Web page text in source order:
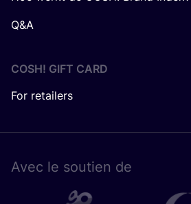
Q&A
COSH! GIFT CARD
For retailers
Avec le sou­tien de